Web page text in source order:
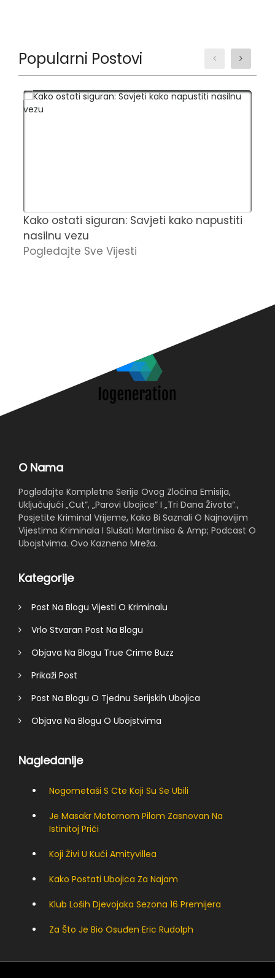
Popularni Postovi
Kako ostati siguran: Savjeti kako napustiti
nasilnu vezu
Pogledajte Sve Vijesti
O Nama
Pogledajte Kompletne Serije Ovog Zločina Emisija,
Uključujući „Cut”, „Parovi Ubojice” I „Tri Dana Života”.,
Posjetite Kriminal Vrijeme, Kako Bi Saznali O Najnovijim
Vijestima Kriminala I Slušati Martinisa & Amp; Podcast O
Ubojstvima. Ovo Kazneno Mreža.
Kategorije
Post Na Blogu Vijesti O Kriminalu
Vrlo Stvaran Post Na Blogu
Objava Na Blogu True Crime Buzz
Prikaži Post
Post Na Blogu O Tjednu Serijskih Ubojica
Objava Na Blogu O Ubojstvima
Nagledanije
Nogometaši S Cte Koji Su Se Ubili
Je Masakr Motornom Pilom Zasnovan Na
Istinitoj Priči
Koji Živi U Kući Amityvillea
Kako Postati Ubojica Za Najam
Klub Loših Djevojaka Sezona 16 Premijera
Za Što Je Bio Osuđen Eric Rudolph